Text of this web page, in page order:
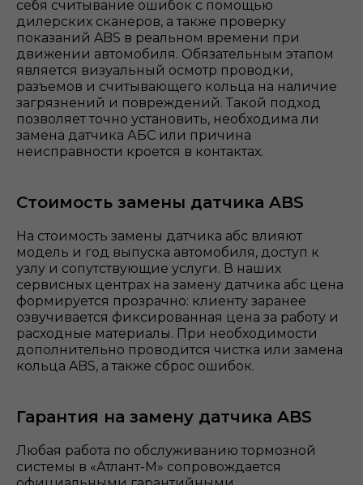
себя считывание ошибок с помощью
дилерских сканеров, а также проверку
показаний ABS в реальном времени при
движении автомобиля. Обязательным этапом
является визуальный осмотр проводки,
разъемов и считывающего кольца на наличие
загрязнений и повреждений. Такой подход
позволяет точно установить, необходима ли
замена датчика АБС или причина
неисправности кроется в контактах.
Стоимость замены датчика ABS
На стоимость замены датчика абс влияют
модель и год выпуска автомобиля, доступ к
узлу и сопутствующие услуги. В наших
сервисных центрах на замену датчика абс цена
формируется прозрачно: клиенту заранее
озвучивается фиксированная цена за работу и
расходные материалы. При необходимости
дополнительно проводится чистка или замена
кольца ABS, а также сброс ошибок.
Гарантия на замену датчика ABS
Любая работа по обслуживанию тормозной
системы в «Атлант-М» сопровождается